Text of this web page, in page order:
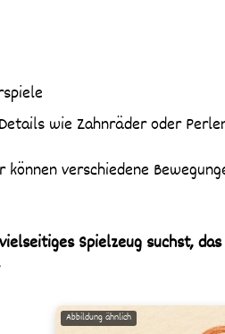
wie Zahnräder oder
können verschiedene
Spielzeug suchst,
Abbildung ähnlich